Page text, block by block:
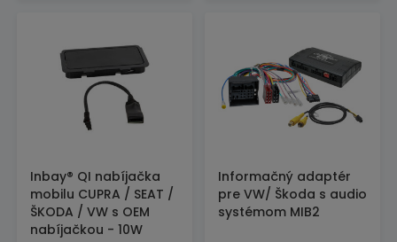
Inbay® QI nabíjačka
mobilu CUPRA / SEAT /
ŠKODA / VW s OEM
nabíjačkou - 10W
Informačný adaptér
pre VW/ Škoda s audio
systémom MIB2